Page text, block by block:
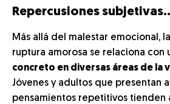
Repercusiones
Más allá del malestar emocional,
ruptura amorosa se relaciona con
concreto en diversas áreas de la
Jóvenes y adultos que presentan
pensamientos repetitivos tienden